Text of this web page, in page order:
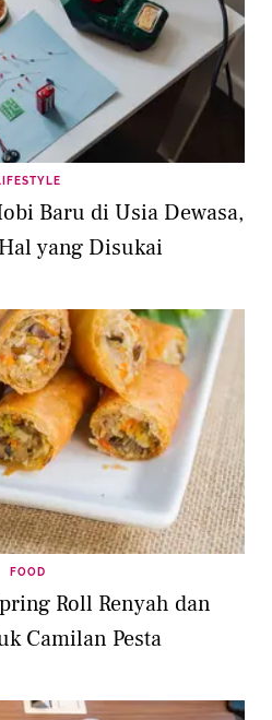
Baru di Usia Dewasa,
yang Disukai
FOOD
Roll Renyah dan
Camilan Pesta